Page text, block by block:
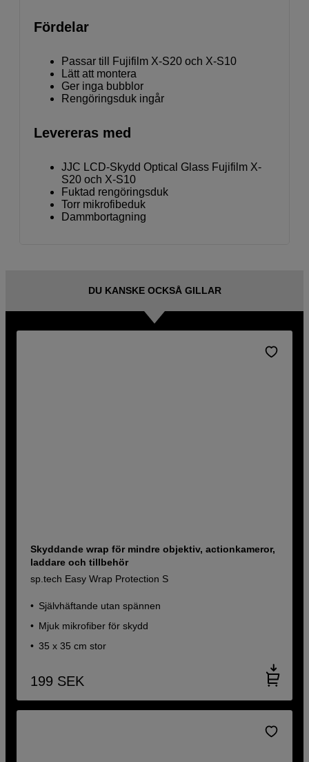
Fördelar
Passar till Fujifilm X-S20 och X-S10
Lätt att montera
Ger inga bubblor
Rengöringsduk ingår
Levereras med
JJC LCD-Skydd Optical Glass Fujifilm X-
S20 och X-S10
Fuktad rengöringsduk
Torr mikrofibeduk
Dammbortagning
DU KANSKE OCKSÅ GILLAR
Skyddande wrap för mindre objektiv, actionkameror,
laddare och tillbehör
sp.tech Easy Wrap Protection S
Självhäftande utan spännen
Mjuk mikrofiber för skydd
35 x 35 cm stor
199 SEK